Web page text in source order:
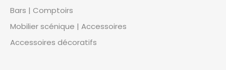
Bars | Comptoirs
Mobilier scénique | Accessoires
Accessoires décoratifs